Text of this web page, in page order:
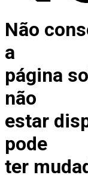
Não
a
página
não
estar
pode
ter